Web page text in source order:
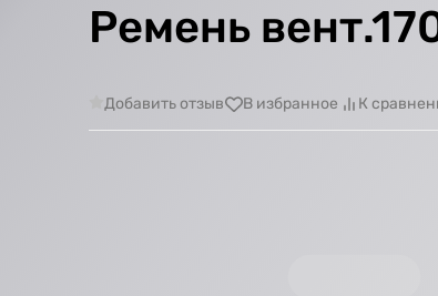
Ремень
Добавить отзыв В избранное К